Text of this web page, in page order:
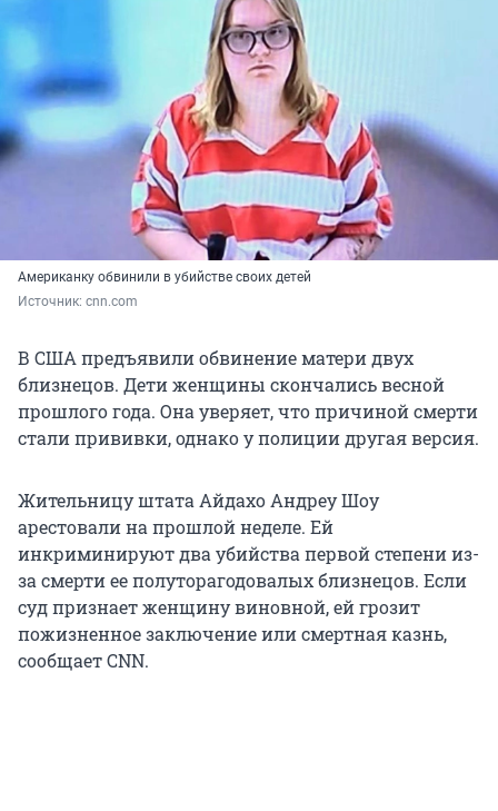
Американку обвинили в убийстве своих детей
Источник: cnn.com
В США предъявили обвинение матери двух
близнецов. Дети женщины скончались весной
прошлого года. Она уверяет, что причиной смерти
стали прививки, однако у полиции другая версия.
Жительницу штата Айдахо Андреу Шоу
арестовали на прошлой неделе. Ей
инкриминируют два убийства первой степени из-
за смерти ее полуторагодовалых близнецов. Если
суд признает женщину виновной, ей грозит
пожизненное заключение или смертная казнь,
сообщает CNN.